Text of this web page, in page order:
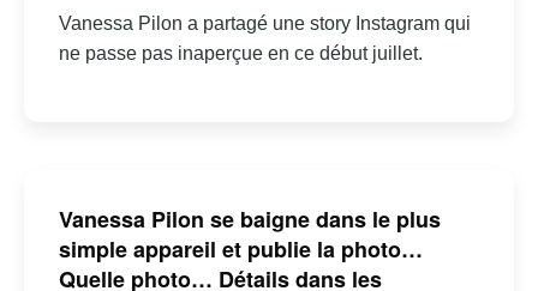
Vanessa Pilon a partagé une story Instagram qui
ne passe pas inaperçue en ce début juillet.
Vanessa Pilon se baigne dans le plus
simple appareil et publie la photo…
Quelle photo… Détails dans les